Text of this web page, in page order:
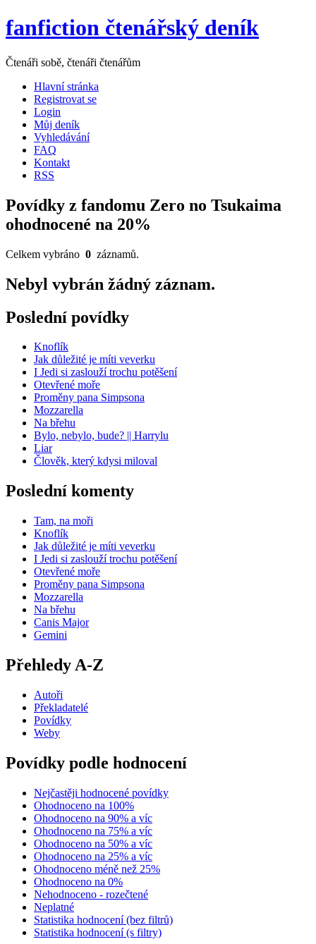
fanfiction čtenářský deník
Čtenáři sobě, čtenáři čtenářům
Hlavní stránka
Registrovat se
Login
Můj deník
Vyhledávání
FAQ
Kontakt
RSS
Povídky z fandomu Zero no Tsukaima
ohodnocené na 20%
Celkem vybráno 0 záznamů.
Nebyl vybrán žádný záznam.
Poslední povídky
Knoflík
Jak důležité je míti veverku
I Jedi si zaslouží trochu potěšení
Otevřené moře
Proměny pana Simpsona
Mozzarella
Na břehu
Bylo, nebylo, bude? || Harrylu
Liar
Člověk, který kdysi miloval
Poslední komenty
Tam, na moři
Knoflík
Jak důležité je míti veverku
I Jedi si zaslouží trochu potěšení
Otevřené moře
Proměny pana Simpsona
Mozzarella
Na břehu
Canis Major
Gemini
Přehledy A-Z
Autoři
Překladatelé
Povídky
Weby
Povídky podle hodnocení
Nejčastěji hodnocené povídky
Ohodnoceno na 100%
Ohodnoceno na 90% a víc
Ohodnoceno na 75% a víc
Ohodnoceno na 50% a víc
Ohodnoceno na 25% a víc
Ohodnoceno méně než 25%
Ohodnoceno na 0%
Nehodnoceno - rozečtené
Neplatné
Statistika hodnocení (bez filtrů)
Statistika hodnocení (s filtry)